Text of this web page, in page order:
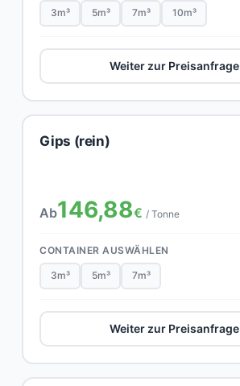
3m³ 5m³ 7m³ 10m³
Weiter zur Preisanfrage
Gips (rein)
Ab146,88€ / Tonne
CONTAINER AUSWÄHLEN
3m³ 5m³ 7m³
Weiter zur Preisanfrage